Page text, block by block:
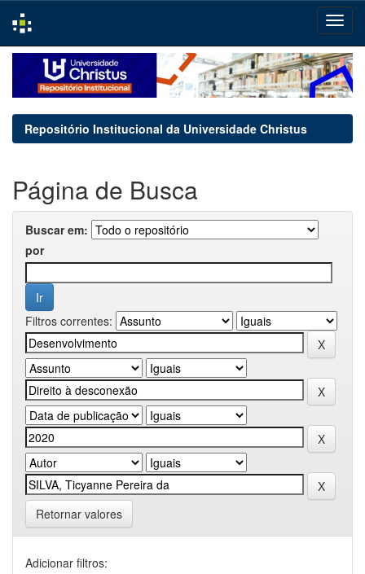
navigation
Repositório Institucional da Universidade Christus
Página de Busca
Buscar em:
por
Filtros correntes:
Retornar valores
Adicionar filtros: